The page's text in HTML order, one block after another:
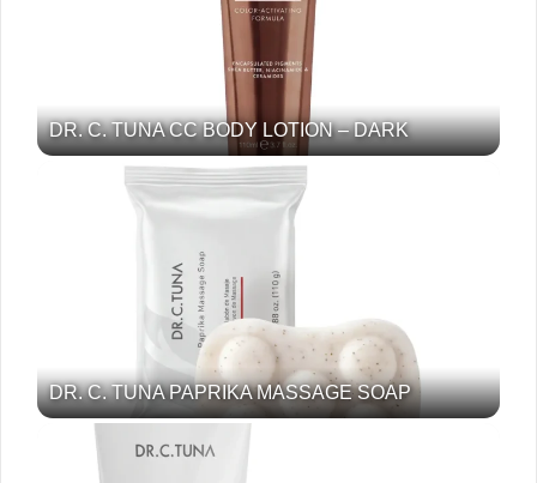
DR. C. TUNA CC BODY LOTION – DARK
DR. C. TUNA PAPRIKA MASSAGE SOAP